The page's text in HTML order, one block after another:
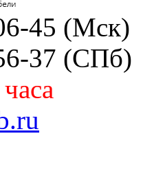
45 (Мск)
37 (СПб)